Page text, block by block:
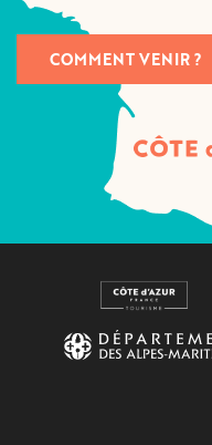
COMMENT VENIR ?